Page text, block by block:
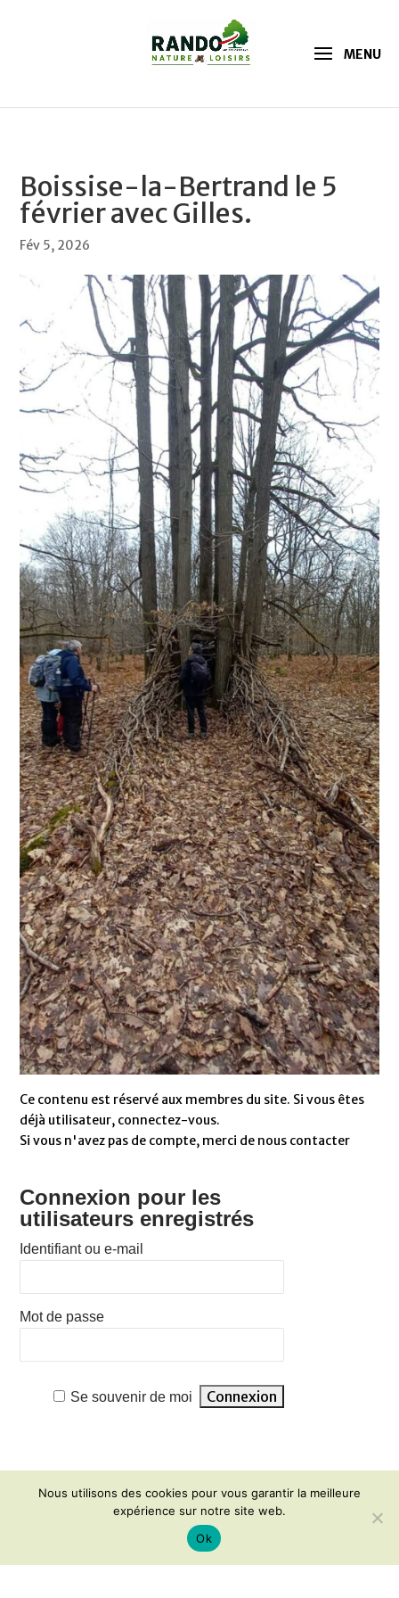
Boissise-la-Bertrand le 5
février avec Gilles.
Fév 5, 2026
Ce contenu est réservé aux membres du site. Si vous êtes
déjà utilisateur, connectez-vous.
Si vous n'avez pas de compte, merci de nous contacter
Connexion pour les
utilisateurs enregistrés
Identifiant ou e-mail
Mot de passe
Se souvenir de moi
Nous utilisons des cookies pour vous garantir la meilleure
expérience sur notre site web.
Ok